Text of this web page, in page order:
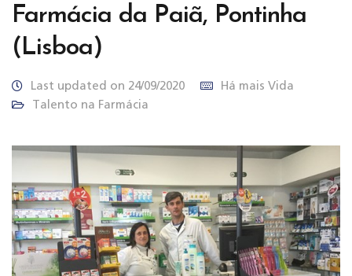
Farmácia da Paiã, Pontinha
(Lisboa)
Last updated on 24/09/2020
Há mais Vida
Talento na Farmácia